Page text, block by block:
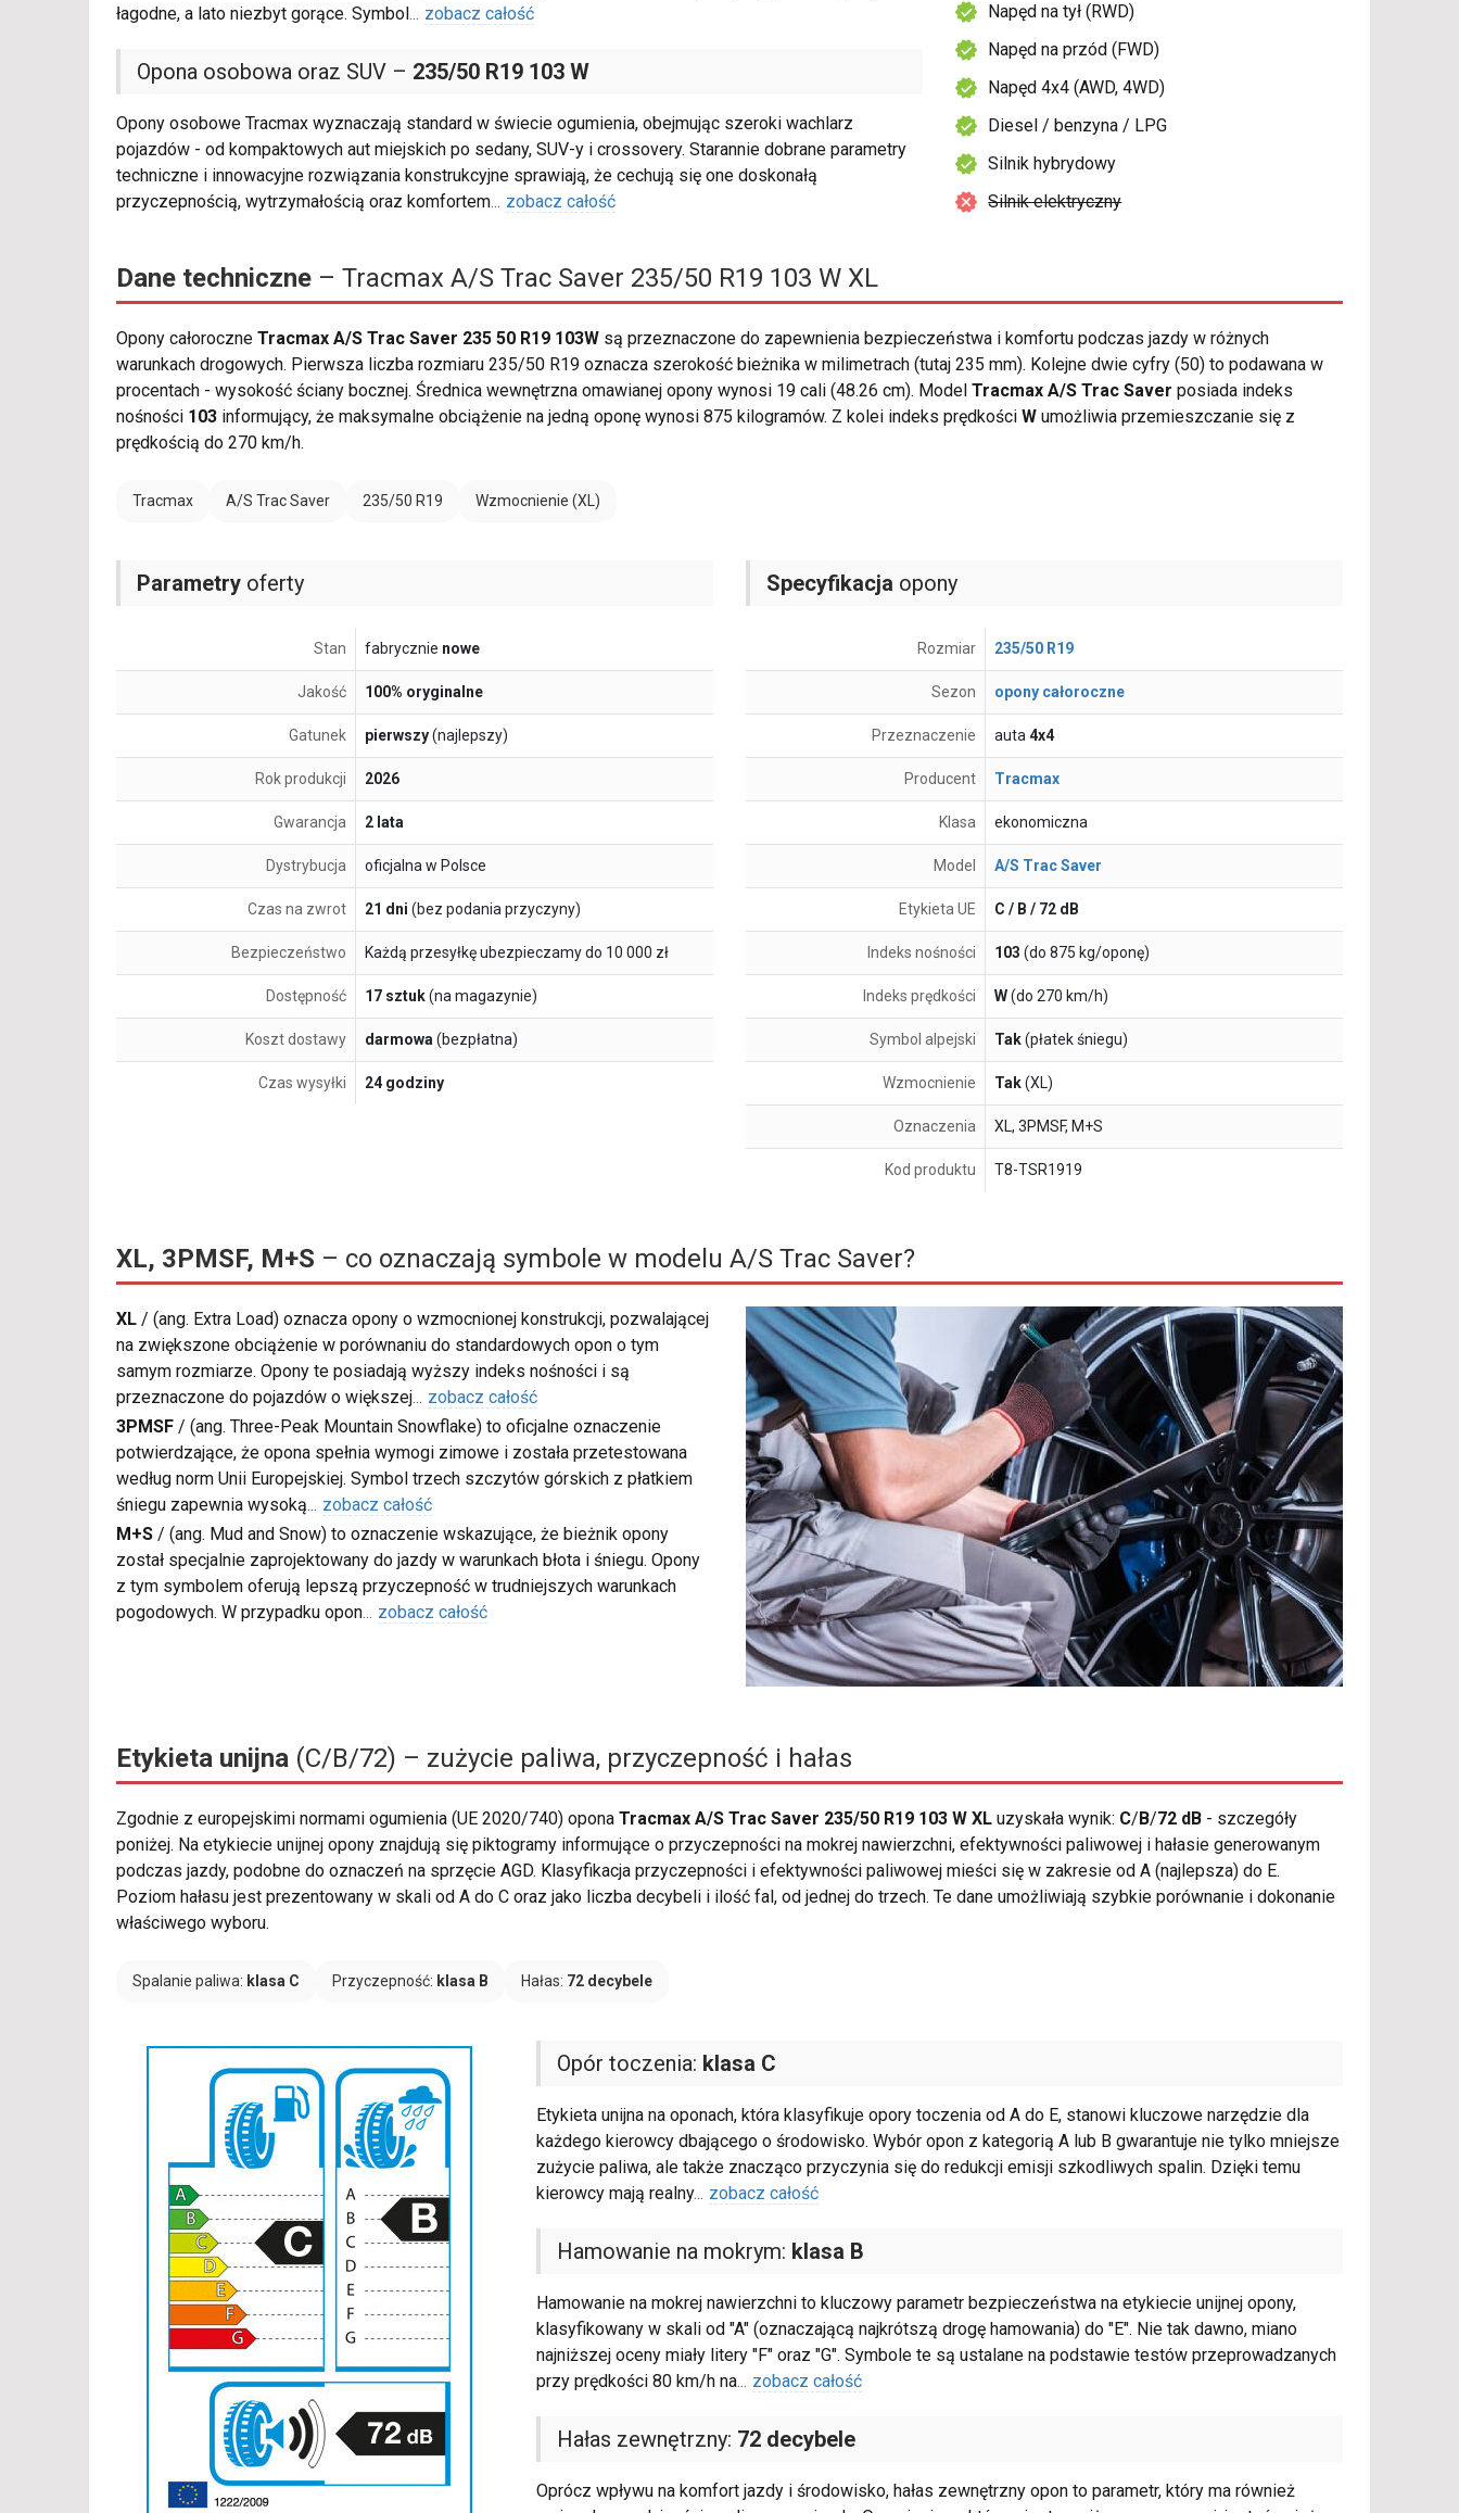
łagodne, a lato niezbyt gorące. Symbol ... zobacz całość
Opona osobowa oraz SUV – 235/50 R19 103 W
Opony osobowe Tracmax wyznaczają standard w świecie ogumienia, obejmując szeroki wachlarz
pojazdów - od kompaktowych aut miejskich po sedany, SUV-y i crossovery. Starannie dobrane parametry
techniczne i innowacyjne rozwiązania konstrukcyjne sprawiają, że cechują się one doskonałą
przyczepnością, wytrzymałością oraz komfortem... zobacz całość
Napęd na tył (RWD)
Napęd na przód (FWD)
Napęd 4x4 (AWD, 4WD)
Diesel / benzyna / LPG
Silnik hybrydowy
Silnik elektryczny
Dane techniczne – Tracmax A/S Trac Saver 235/50 R19 103 W XL
Opony całoroczne Tracmax A/S Trac Saver 235 50 R19 103W są przeznaczone do zapewnienia bezpieczeństwa i komfortu podczas jazdy w różnych
warunkach drogowych. Pierwsza liczba rozmiaru 235/50 R19 oznacza szerokość bieżnika w milimetrach (tutaj 235 mm). Kolejne dwie cyfry (50) to podawana w
procentach - wysokość ściany bocznej. Średnica wewnętrzna omawianej opony wynosi 19 cali (48.26 cm). Model Tracmax A/S Trac Saver posiada indeks
nośności 103 informujący, że maksymalne obciążenie na jedną oponę wynosi 875 kilogramów. Z kolei indeks prędkości W umożliwia przemieszczanie się z
prędkością do 270 km/h.
Tracmax A/S Trac Saver 235/50 R19 Wzmocnienie (XL)
Parametry oferty
Stan fabrycznie nowe
Jakość 100% oryginalne
Gatunek pierwszy(najlepszy)
Rok produkcji 2026
Gwarancja 2 lata
Dystrybucja oficjalna w Polsce
Czas na zwrot 21 dni (bez podania przyczyny)
Bezpieczeństwo Każdą przesyłkę ubezpieczamy do 10 000 zł
Dostępność 17 sztuk(na magazynie)
Koszt dostawy darmowa(bezpłatna)
Czas wysyłki 24 godziny
Specyfikacja opony
Rozmiar 235/50 R19
Sezon opony całoroczne
Przeznaczenie auta4x4
Producent Tracmax
Klasa ekonomiczna
Model A/S Trac Saver
Etykieta UE C / B / 72 dB
Indeks nośności 103 (do 875 kg/oponę)
Indeks prędkości W(do 270 km/h)
Symbol alpejski Tak(płatek śniegu)
Wzmocnienie Tak(XL)
Oznaczenia XL, 3PMSF, M+S
Kod produktu T8-TSR1919
XL, 3PMSF, M+S – co oznaczają symbole w modelu A/S Trac Saver?
XL / (ang. Extra Load) oznacza opony o wzmocnionej konstrukcji, pozwalającej
na zwiększone obciążenie w porównaniu do standardowych opon o tym
samym rozmiarze. Opony te posiadają wyższy indeks nośności i są
przeznaczone do pojazdów o większej... zobacz całość
3PMSF / (ang. Three-Peak Mountain Snowflake) to oficjalne oznaczenie
potwierdzające, że opona spełnia wymogi zimowe i została przetestowana
według norm Unii Europejskiej. Symbol trzech szczytów górskich z płatkiem
śniegu zapewnia wysoką... zobacz całość
M+S / (ang. Mud and Snow) to oznaczenie wskazujące, że bieżnik opony
został specjalnie zaprojektowany do jazdy w warunkach błota i śniegu. Opony
z tym symbolem oferują lepszą przyczepność w trudniejszych warunkach
pogodowych. W przypadku opon... zobacz całość
Etykieta unijna (C/B/72) – zużycie paliwa, przyczepność i hałas
Zgodnie z europejskimi normami ogumienia (UE 2020/740) opona Tracmax A/S Trac Saver 235/50 R19 103 W XL uzyskała wynik: C/ B/72 dB - szczegóły
poniżej. Na etykiecie unijnej opony znajdują się piktogramy informujące o przyczepności na mokrej nawierzchni, efektywności paliwowej i hałasie generowanym
podczas jazdy, podobne do oznaczeń na sprzęcie AGD. Klasyfikacja przyczepności i efektywności paliwowej mieści się w zakresie od A (najlepsza) do E.
Poziom hałasu jest prezentowany w skali od A do C oraz jako liczba decybeli i ilość fal, od jednej do trzech. Te dane umożliwiają szybkie porównanie i dokonanie
właściwego wyboru.
Spalanie paliwa: klasa C Przyczepność: klasa B Hałas: 72 decybele
Opór toczenia: klasa C
Etykieta unijna na oponach, która klasyfikuje opory toczenia od A do E, stanowi kluczowe narzędzie dla
każdego kierowcy dbającego o środowisko. Wybór opon z kategorią A lub B gwarantuje nie tylko mniejsze
zużycie paliwa, ale także znacząco przyczynia się do redukcji emisji szkodliwych spalin. Dzięki temu
kierowcy mają realny... zobacz całość
Hamowanie na mokrym: klasa B
Hamowanie na mokrej nawierzchni to kluczowy parametr bezpieczeństwa na etykiecie unijnej opony,
klasyfikowany w skali od "A" (oznaczającą najkrótszą drogę hamowania) do "E". Nie tak dawno, miano
najniższej oceny miały litery "F" oraz "G". Symbole te są ustalane na podstawie testów przeprowadzanych
przy prędkości 80 km/h na... zobacz całość
Hałas zewnętrzny: 72 decybele
Oprócz wpływu na komfort jazdy i środowisko, hałas zewnętrzny opon to parametr, który ma również